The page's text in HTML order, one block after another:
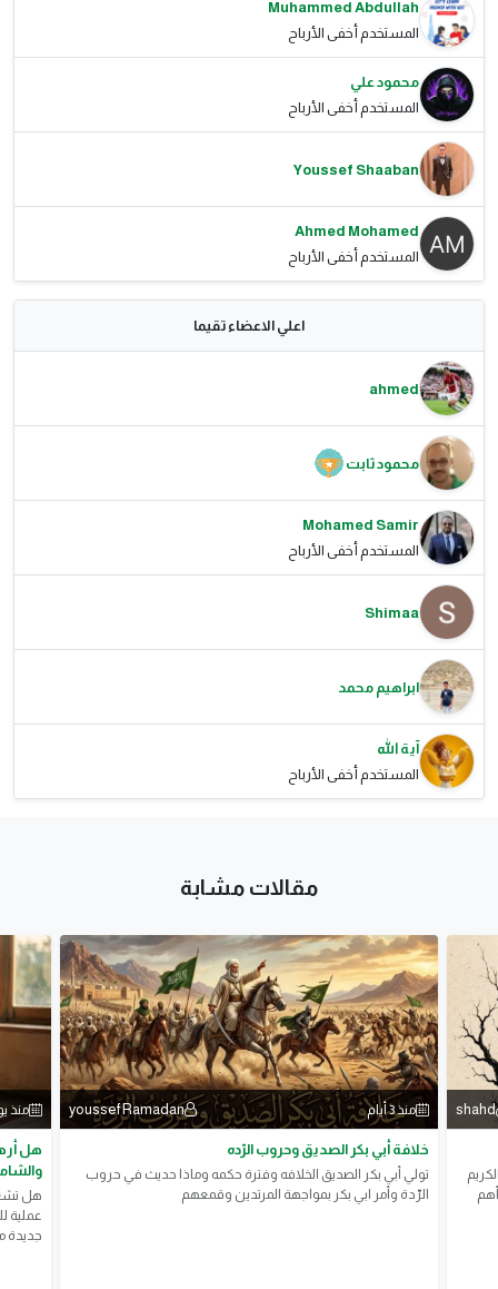
Muhammed Abdullah
المستخدم أخفى الأرباح
محمود علي
المستخدم أخفى الأرباح
Youssef Shaaban
Ahmed Mohamed
المستخدم أخفى الأرباح
اعلي الاعضاء تقيما
ahmed
محمود ثابت
Mohamed Samir
المستخدم أخفى الأرباح
Shimaa
ابراهيم محمد
آية الله
المستخدم أخفى الأرباح
مقالات مشابة
shahd منذ 3 أيام youssef Ramadan
خلافة أبي بكر الصديق وحروب الرّده
تولي أبي بكر الصديق الخلافه وفترة حكمه وماذا حديث في حروب
الرّدة وأمر ابي بكر بمواجهة المرتدين وقمعهم
منذ
هل
هل
عملية
جديدة